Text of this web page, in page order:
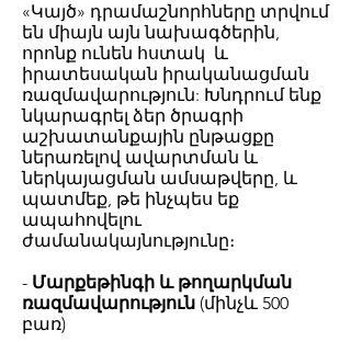
«Կայծ» դրամաշնորհները տրվում
են միայն այն նախագծերին,
որոնք ունեն հստակ և
իրատեսական իրականացման
ռազմավարություն: Խնդրում ենք
նկարագրել ձեր ծրագրի
աշխատանքային ընթացքը
ներառելով ավարտման և
ներկայացման ամսաթվերը, և
պատմեք, թե ինչպես եք
ապահովելու
ժամանակայնությունը։
- Մարքեթինգի և թողարկման
ռազմավարություն (մինչև 500
բառ)